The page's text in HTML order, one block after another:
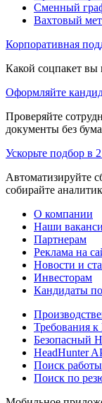
Сменный
Вахтовый
Корпоративная
Какой соцпакет вы
Оформляйте
Проверяйте
документы без
Ускорьте подбор в
Автоматизируйте
собирайте
О компании
Наши
Партнерам
Реклама на
Новости и
Инвесторам
Кандидаты
Требования
Безопасный
HeadHunter
Поиск работы
Поиск по